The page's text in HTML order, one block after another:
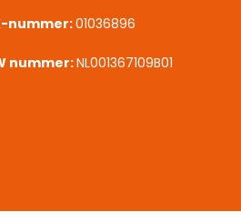
nummer:01036896
nummer:NL001367109B01